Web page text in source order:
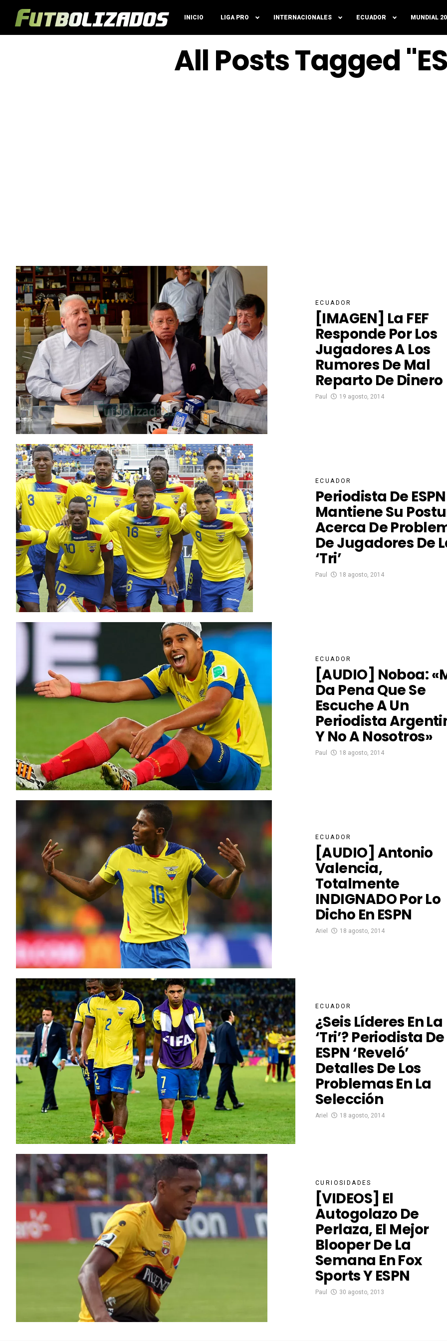
INICIO LIGA PRO INTERNACIONALES ECUADOR MUNDIAL
All Posts Tagged
ECUADOR
[IMAGEN] La FEF
Responde Por Los
Jugadores A Los
Rumores De Mal
Reparto De Dinero
Paul 19 agosto, 2014
ECUADOR
Periodista De ESPN
Mantiene Su
Acerca De
De Jugadores De
‘Tri’
Paul 18 agosto, 2014
ECUADOR
[AUDIO] Noboa:
Da Pena Que Se
Escuche A Un
Periodista
Y No A Nosotros»
Paul 18 agosto, 2014
ECUADOR
[AUDIO] Antonio
Valencia,
Totalmente
INDIGNADO Por Lo
Dicho En ESPN
Ariel 18 agosto, 2014
ECUADOR
¿Seis Líderes En La
‘Tri’? Periodista De
ESPN ‘reveló’
Detalles De Los
Problemas En La
Selección
Ariel 18 agosto, 2014
CURIOSIDADES
[VIDEOS] El
Autogolazo De
Perlaza, El Mejor
Blooper De La
Semana En Fox
Sports Y ESPN
Paul 30 agosto, 2013